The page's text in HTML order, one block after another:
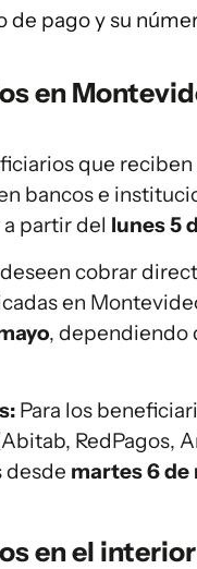
pago y su
en
que reciben
bancos e
partir del lunes 5
cobrar
en
, dependiendo
Para los
RedPagos,
desde martes 6 de
en el